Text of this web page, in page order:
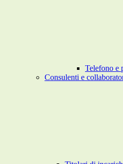
Telefono e
Consulenti e